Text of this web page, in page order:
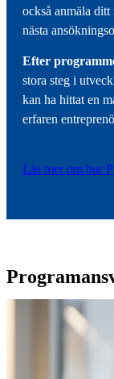
också anmäla
nästa
Efter
stora steg i
kan ha hittat en
erfaren
Läs mer om hur